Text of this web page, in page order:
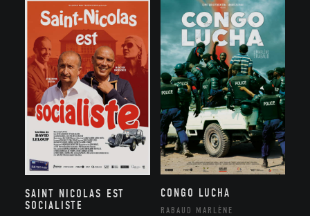
SAINT NICOLAS EST
SOCIALISTE
CONGO LUCHA
RABAUD MARLÈNE